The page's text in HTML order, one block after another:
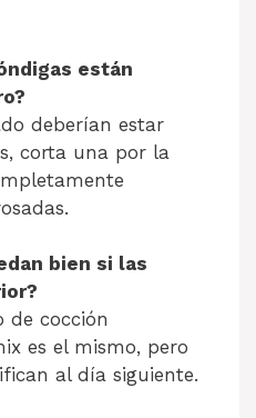
están
deberían estar
corta una por la
bien si las
de cocción
es el mismo, pero
al día siguiente.